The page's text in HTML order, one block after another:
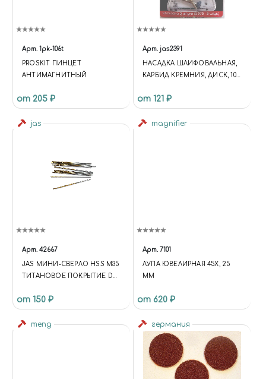
Арт. 1pk-106t
PROSKIT ПИНЦЕТ
АНТИМАГНИТНЫЙ
от 205 ₽
Арт. jas2391
НАСАДКА ШЛИФОВАЛЬНАЯ,
КАРБИД КРЕМНИЯ, ДИСК, 10
от 121 ₽
jas
Арт. 42667
JAS МИНИ-СВЕРЛО HSS M35
ТИТАНОВОЕ ПОКРЫТИЕ D
от 150 ₽
magnifier
Арт. 7101
ЛУПА ЮВЕЛИРНАЯ 45Х, 25
ММ
от 620 ₽
meng германия